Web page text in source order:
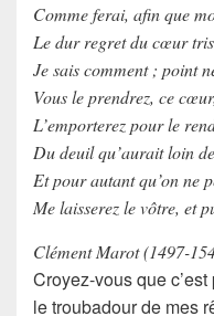
Comme ferai, afin que
Le dur regret du cœur
Je sais comment ; point
Vous le prendrez, ce
L’emporterez pour le
Du deuil qu’aurait loin
Et pour autant qu’on ne
Me laisserez le vôtre, et
Clément Marot (1497-
Croyez-vous que
le troubadour de mes